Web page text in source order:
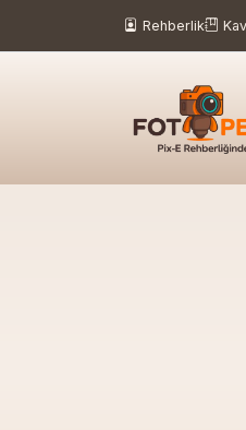
Rehberlik